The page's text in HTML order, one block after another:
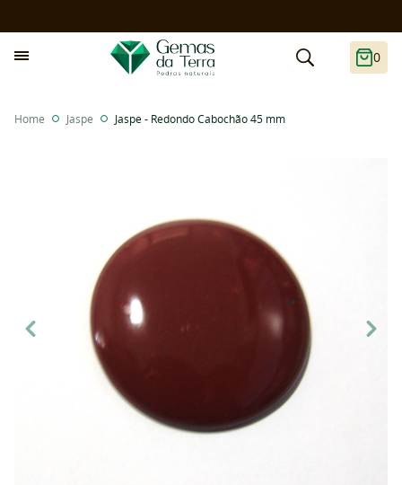
0
Home Jaspe Jaspe - Redondo Cabochão 45 mm